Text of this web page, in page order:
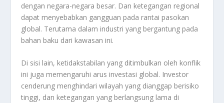
dengan negara-negara besar. Dan ketegangan regional
dapat menyebabkan gangguan pada rantai pasokan
global. Terutama dalam industri yang bergantung pada
bahan baku dari kawasan ini.
Di sisi lain, ketidakstabilan yang ditimbulkan oleh konflik
ini juga memengaruhi arus investasi global. Investor
cenderung menghindari wilayah yang dianggap berisiko
tinggi, dan ketegangan yang berlangsung lama di